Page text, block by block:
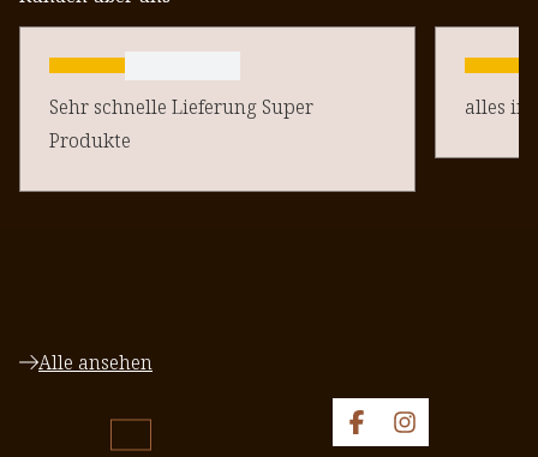
Sehr schnelle Lieferung Super
Produkte
alles in
Alle ansehen